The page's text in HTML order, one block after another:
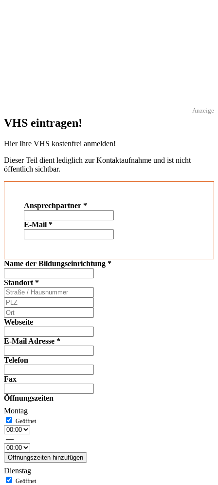
Anzeige
VHS eintragen!
Hier Ihre VHS kostenfrei anmelden!
Dieser Teil dient lediglich zur Kontaktaufnahme und ist nicht
öffentlich sichtbar.
Ansprechpartner *
E-Mail *
Name der Bildungseinrichtung *
Standort *
Webseite
E-Mail Adresse *
Telefon
Fax
Öffnungszeiten
Montag
—
Öffnungszeiten hinzufügen
Dienstag